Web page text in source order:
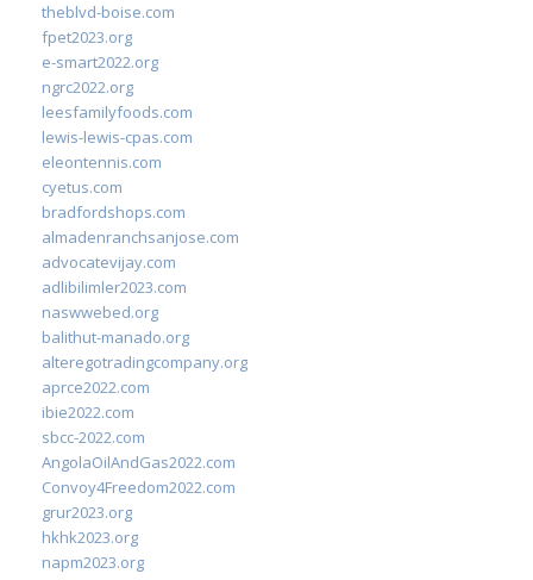
theblvd-boise.com
fpet2023.org
e-smart2022.org
ngrc2022.org
leesfamilyfoods.com
lewis-lewis-cpas.com
eleontennis.com
cyetus.com
bradfordshops.com
almadenranchsanjose.com
advocatevijay.com
adlibilimler2023.com
naswwebed.org
balithut-manado.org
alteregotradingcompany.org
aprce2022.com
ibie2022.com
sbcc-2022.com
AngolaOilAndGas2022.com
Convoy4Freedom2022.com
grur2023.org
hkhk2023.org
napm2023.org